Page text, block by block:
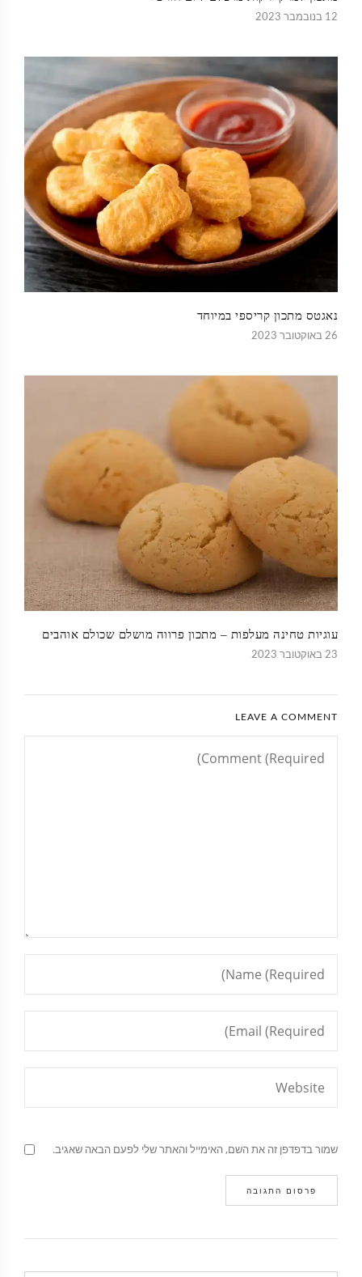
12 בנובמבר 2023
נאגטס מתכון קריספי במיוחד
26 באוקטובר 2023
עוגיות טחינה מעלפות – מתכון פרווה מושלם שכולם אוהבים
23 באוקטובר 2023
LEAVE A COMMENT
שמור בדפדפן זה את השם, האימייל והאתר שלי לפעם הבאה שאגיב.